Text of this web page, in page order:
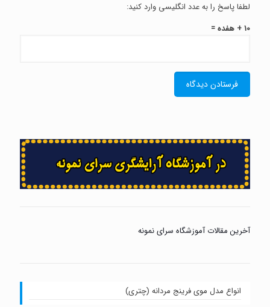
لطفا پاسخ را به عدد انگلیسی وارد کنید:
10 + هفده =
آخرین مقالات آموزشگاه سرای نمونه
انواع مدل موی فرینج مردانه (چتری)